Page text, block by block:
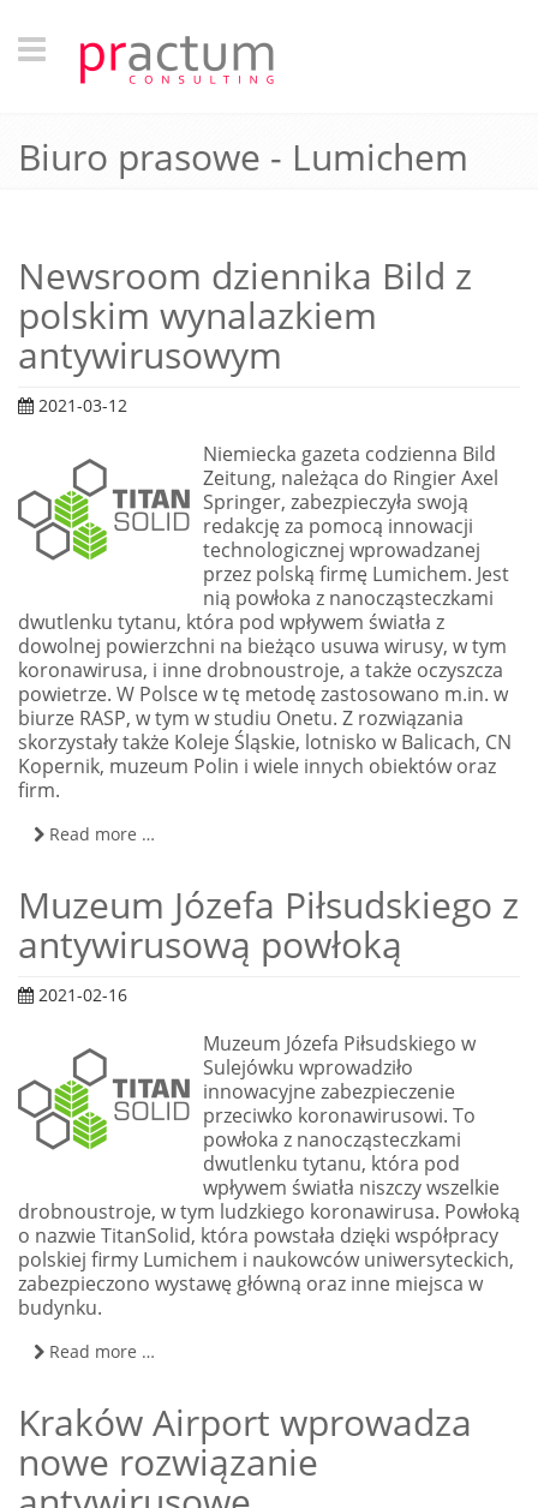
Biuro prasowe - Lumichem
Newsroom dziennika Bild z
polskim wynalazkiem
antywirusowym
2021-03-12
Niemiecka gazeta codzienna Bild
Zeitung, należąca do Ringier Axel
Springer, zabezpieczyła swoją
redakcję za pomocą innowacji
technologicznej wprowadzanej
przez polską firmę Lumichem. Jest
nią powłoka z nanocząsteczkami
dwutlenku tytanu, która pod wpływem światła z
dowolnej powierzchni na bieżąco usuwa wirusy, w tym
koronawirusa, i inne drobnoustroje, a także oczyszcza
powietrze. W Polsce w tę metodę zastosowano m.in. w
biurze RASP, w tym w studiu Onetu. Z rozwiązania
skorzystały także Koleje Śląskie, lotnisko w Balicach, CN
Kopernik, muzeum Polin i wiele innych obiektów oraz
firm.
Read more …
Muzeum Józefa Piłsudskiego z
antywirusową powłoką
2021-02-16
Muzeum Józefa Piłsudskiego w
Sulejówku wprowadziło
innowacyjne zabezpieczenie
przeciwko koronawirusowi. To
powłoka z nanocząsteczkami
dwutlenku tytanu, która pod
wpływem światła niszczy wszelkie
drobnoustroje, w tym ludzkiego koronawirusa. Powłoką
o nazwie TitanSolid, która powstała dzięki współpracy
polskiej firmy Lumichem i naukowców uniwersyteckich,
zabezpieczono wystawę główną oraz inne miejsca w
budynku.
Read more …
Kraków Airport wprowadza
nowe rozwiązanie